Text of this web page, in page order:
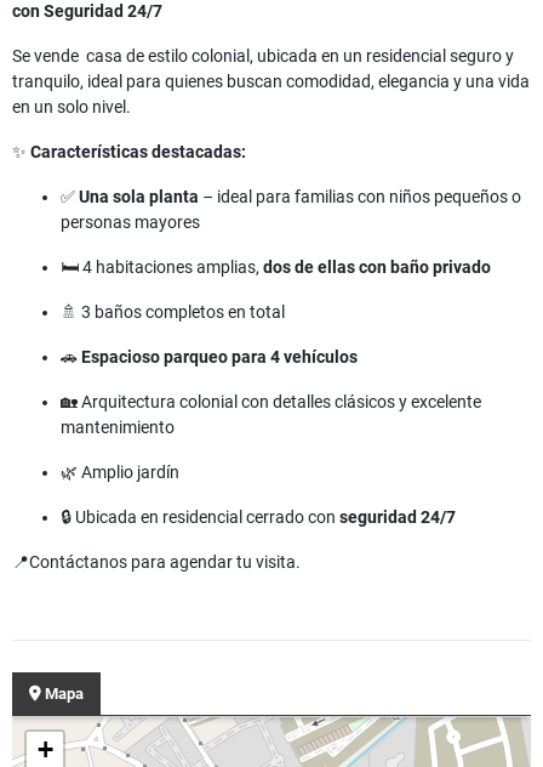
con Seguridad 24/7
Se vende casa de estilo colonial, ubicada en un residencial seguro y
tranquilo, ideal para quienes buscan comodidad, elegancia y una vida
en un solo nivel.
✨ Características destacadas:
✅Una sola planta – ideal para familias con niños pequeños o
personas mayores
🛏️ 4 habitaciones amplias, dos de ellas con baño privado
🚿 3 baños completos en total
🚗Espacioso parqueo para 4 vehículos
🏡 Arquitectura colonial con detalles clásicos y excelente
mantenimiento
🌿 Amplio jardín
🔒 Ubicada en residencial cerrado con seguridad 24/7
📍Contáctanos para agendar tu visita.
Mapa
+